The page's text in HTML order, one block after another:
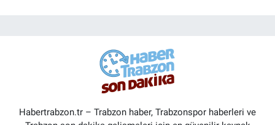
Habertrabzon.tr – Trabzon haber, Trabzonspor haberleri ve